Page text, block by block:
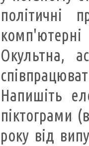
політичні
Окультна,
Напишіть
піктограми
року від